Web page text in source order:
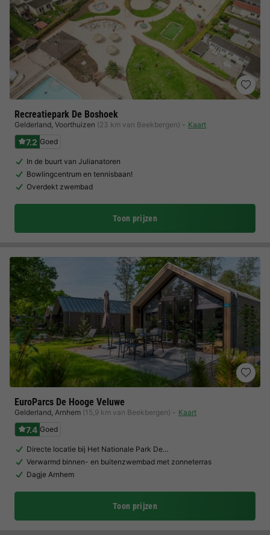
Recreatiepark De Boshoek
Gelderland, Voorthuizen (23 km van Beekbergen) Kaart
7.2 Goed
In de buurt van Julianatoren
Bowlingcentrum en tennisbaan!
Overdekt zwembad
Toon prijzen
EuroParcs De Hooge Veluwe
Gelderland, Arnhem (15,9 km van Beekbergen) Kaart
7.4 Goed
Directe locatie bij Het Nationale Park De…
Verwarmd binnen- en buitenzwembad met zonneterras
Dagje Arnhem
Toon prijzen